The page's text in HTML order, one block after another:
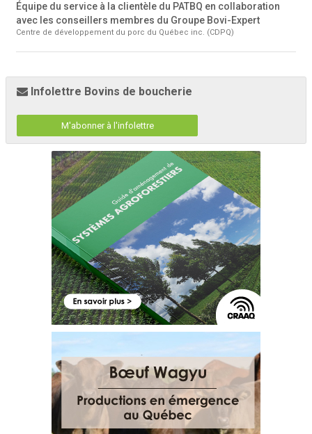
Équipe du service à la clientèle du PATBQ en collaboration
avec les conseillers membres du Groupe Bovi-Expert
Centre de développement du porc du Québec inc. (CDPQ)
Infolettre Bovins de boucherie
M'abonner à l'infolettre